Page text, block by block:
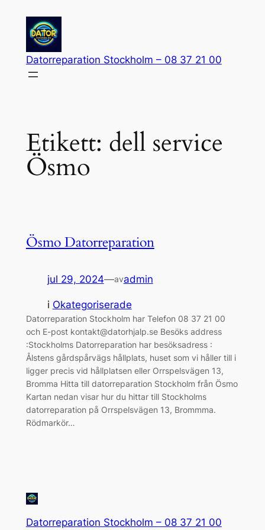
innehåll
Datorreparation Stockholm – 08 37 21 00
Etikett: dell service
Ösmo
Ösmo Datorreparation
jul 29, 2024—avadmin
i Okategoriserade
Datorreparation Stockholm har Telefon 08 37 21 00
och E-post kontakt@datorhjalp.se Besöks address
:Stockholms Datorreparation har besöksadress :
Ålstens gårdspårvägs hållplats, huset som vi håller till i
ligger precis vid hållplatsen eller Orrspelsvägen 13,
Bromma Hitta till datorreparation Stockholm från Ösmo
Kartan nedan visar hur du hittar till Stockholms
datorreparation på Orrspelsvägen 13, Brommma.
Rödmarkör…
Datorreparation Stockholm – 08 37 21 00